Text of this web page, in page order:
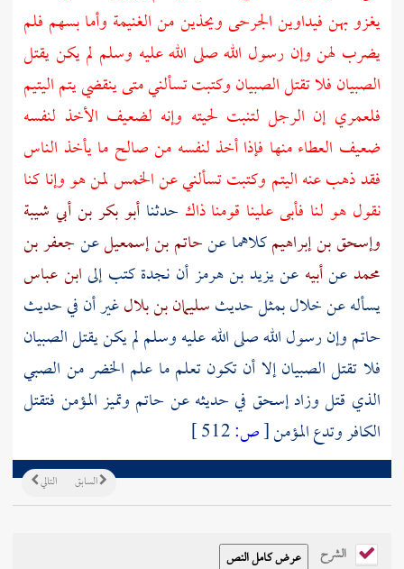
يغزو بهن فيداوين الجرحى ويحذين من الغنيمة وأما بسهم فلم
يضرب لهن وإن رسول الله صلى الله عليه وسلم لم يكن يقتل
الصبيان فلا تقتل الصبيان وكتبت تسألني متى ينقضي يتم اليتيم
فلعمري إن الرجل لتنبت لحيته وإنه لضعيف الأخذ لنفسه
ضعيف العطاء منها فإذا أخذ لنفسه من صالح ما يأخذ الناس
فقد ذهب عنه اليتم وكتبت تسألني عن الخمس لمن هو وإنا كنا
نقول هو لنا فأبى علينا قومنا ذاك حدثناأبو بكر بن أبي شيبة
وإسحق بن إبراهيمكلاهما عنحاتم بن إسمعيلعنجعفر بن
محمدعنأبيه عنيزيد بن هرمزأن نجدةكتب إلىابن عباس
يسأله عن خلال بمثل حديثسليمان بن بلالغير أن في حديث
حاتموإن رسول الله صلى الله عليه وسلم لم يكن يقتل الصبيان
فلا تقتل الصبيان إلا أن تكون تعلم ما علم الخضرمن الصبي
الذي قتل وزادإسحق في حديثه عن حاتم وتميز المؤمن فتقتل
الكافر وتدع المؤمن[ص:
التالي السابق
الشرح